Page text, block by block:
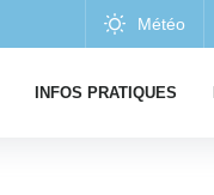
INFOS PRATIQUES